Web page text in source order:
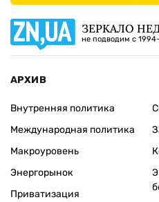
ЗЕРКАЛО
не подводим с
АРХИВ
Внутренняя политика
Международная политика
Макроуровень
Энергорынок
Приватизация